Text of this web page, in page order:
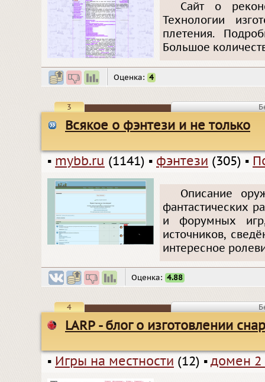
Сайт о
Технологии
плетения.
Большое
Оценка: 4
3
Всякое о фэнтези и не только
▪ mybb.ru (1141) ▪ фэнтези (305) ▪
Описание
фантастических
и форумных
источников,
интересное
Оценка: 4.88
4
LARP - блог о изготовлении
▪ Игры на местности (12) ▪ домен 2